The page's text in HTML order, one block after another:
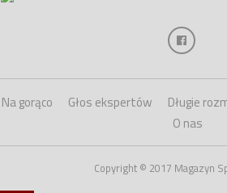
Na gorąco Głos ekspertów Długie
O nas
Copyright © 2017 Magazyn